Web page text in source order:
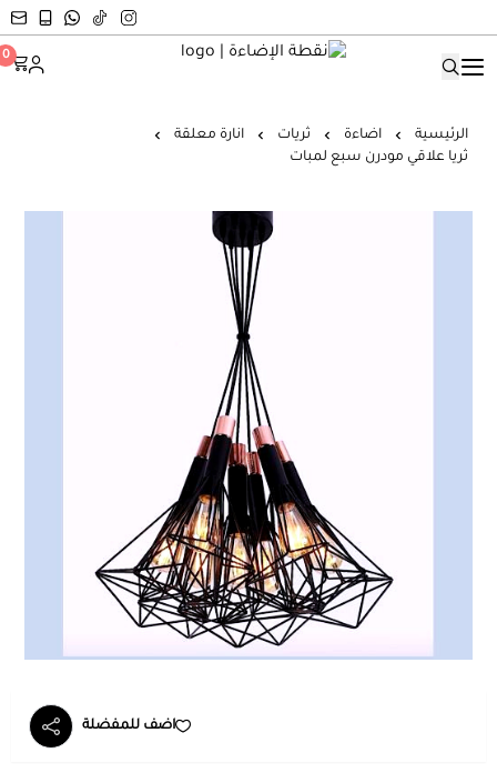
نقطة الإضاءة 0
الرئيسية اضاءة ثريات
انارة معلقة
ثريا علاقي مودرن سبع لمبات
اضف للمفضلة